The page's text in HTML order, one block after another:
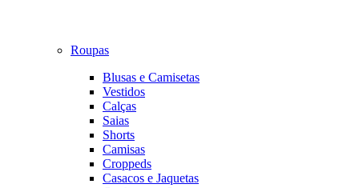
Roupas
Blusas e Camisetas
Vestidos
Calças
Saias
Shorts
Camisas
Croppeds
Casacos e Jaquetas